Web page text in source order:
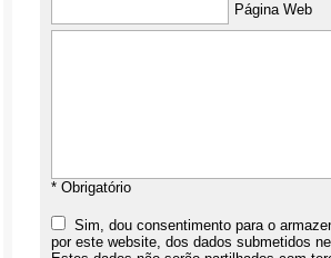
Página Web
* Obrigatório
Sim, dou consentimento para o
por este website, dos dados submetidos